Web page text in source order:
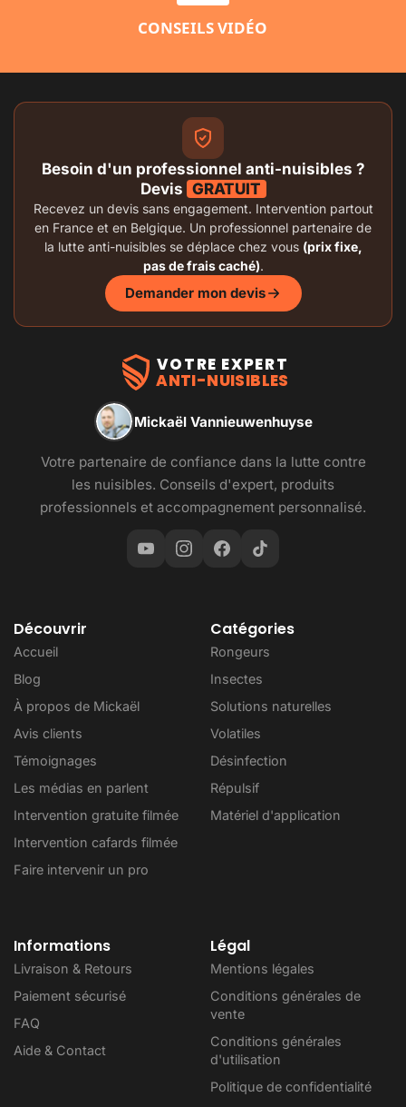
CONSEILS VIDÉO
Besoin d'un professionnel anti-nuisibles ?
Devis GRATUIT
Recevez un devis sans engagement. Intervention partout
en France et en Belgique. Un professionnel partenaire de
la lutte anti-nuisibles se déplace chez vous (prix fixe,
pas de frais caché).
Demander mon devis
VOTRE EXPERT
ANTI-NUISIBLES
Mickaël Vannieuwenhuyse
Votre partenaire de confiance dans la lutte contre
les nuisibles. Conseils d'expert, produits
professionnels et accompagnement personnalisé.
Découvrir
Accueil
Blog
À propos de Mickaël
Avis clients
Témoignages
Les médias en parlent
Intervention gratuite filmée
Intervention cafards filmée
Faire intervenir un pro
Catégories
Rongeurs
Insectes
Solutions naturelles
Volatiles
Désinfection
Répulsif
Matériel d'application
Informations
Livraison & Retours
Paiement sécurisé
FAQ
Aide & Contact
Légal
Mentions légales
Conditions générales de
vente
Conditions générales
d'utilisation
Politique de confidentialité